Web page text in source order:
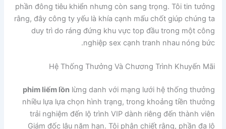
phần đông tiêu khiển nhưng còn sang trọng. Tôi tin tưởng
rằng, đây công ty yếu là khía cạnh mấu chốt giúp chúng ta
duy trì do ráng đứng khu vực top đầu trong một công
nghiệp sex cạnh tranh nhau nóng bức.
Hệ Thống Thưởng Và Chương Trình Khuyến Mãi
phim liếm lồnlừng danh với mạng lưới hệ thống thưởng
nhiều lựa lựa chọn hình trạng, trong khoảng tiền thưởng
trải nghiệm đến lộ trình VIP dành riêng đến thành viên
Giám đốc lâu năm hạn. Tôi phân chiết rằng, phần đa lộ